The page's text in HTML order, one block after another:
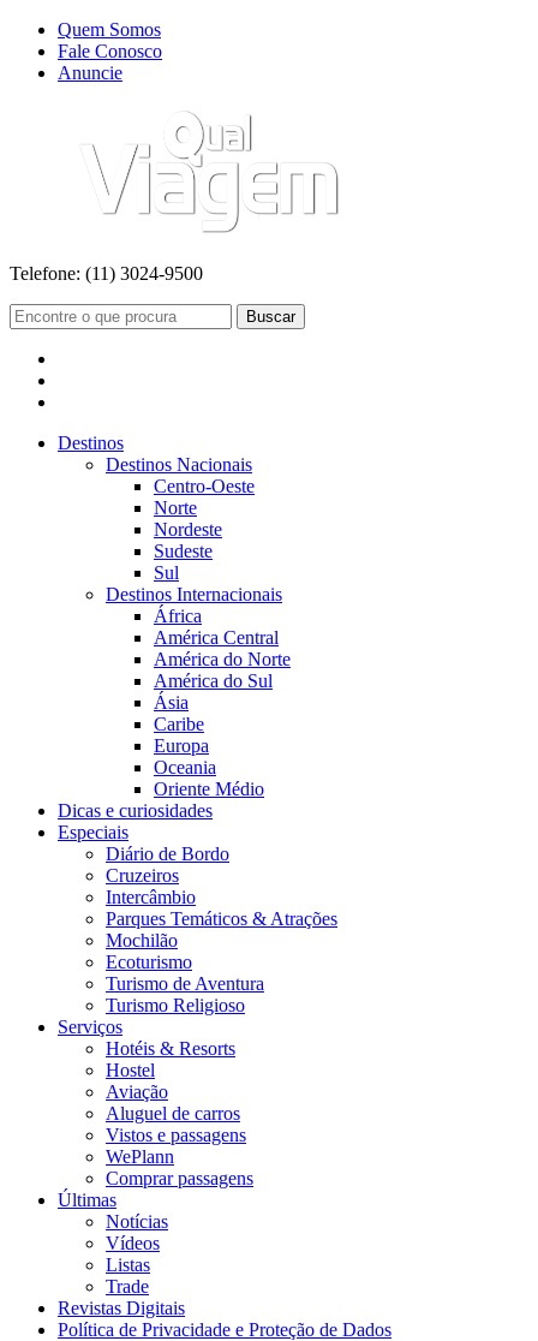
Quem Somos
Fale Conosco
Anuncie
Telefone: (11) 3024-9500
Buscar
Destinos
Destinos Nacionais
Centro-Oeste
Norte
Nordeste
Sudeste
Sul
Destinos Internacionais
África
América Central
América do Norte
América do Sul
Ásia
Caribe
Europa
Oceania
Oriente Médio
Dicas e curiosidades
Especiais
Diário de Bordo
Cruzeiros
Intercâmbio
Parques Temáticos & Atrações
Mochilão
Ecoturismo
Turismo de Aventura
Turismo Religioso
Serviços
Hotéis & Resorts
Hostel
Aviação
Aluguel de carros
Vistos e passagens
WePlann
Comprar passagens
Últimas
Notícias
Vídeos
Listas
Trade
Revistas Digitais
Política de Privacidade e Proteção de Dados